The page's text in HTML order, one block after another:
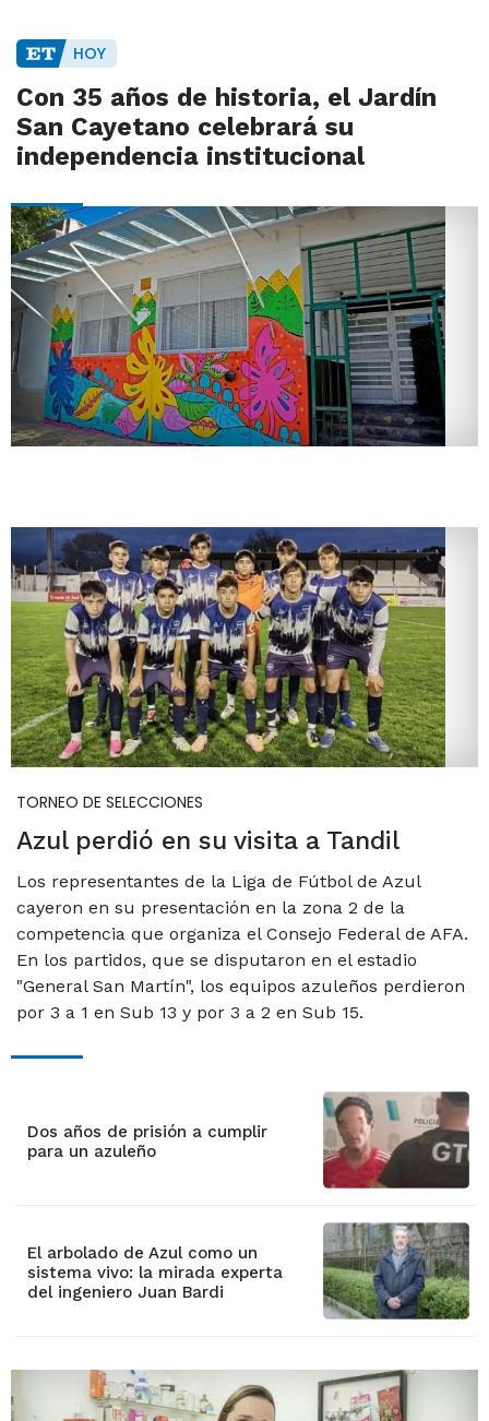
HOY
Con 35 años de historia, el Jardín
San Cayetano celebrará su
independencia institucional
TORNEO DE SELECCIONES
Azul perdió en su visita a Tandil
Los representantes de la Liga de Fútbol de Azul
cayeron en su presentación en la zona 2 de la
competencia que organiza el Consejo Federal de AFA.
En los partidos, que se disputaron en el estadio
"General San Martín", los equipos azuleños perdieron
por 3 a 1 en Sub 13 y por 3 a 2 en Sub 15.
Dos años de prisión a cumplir
para un azuleño
El arbolado de Azul como un
sistema vivo: la mirada experta
del ingeniero Juan Bardi